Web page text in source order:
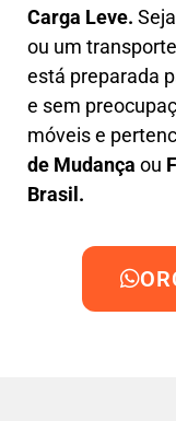
Carga Leve.
ou um
está preparada
e sem
móveis e
de Mudança ou
Brasil.